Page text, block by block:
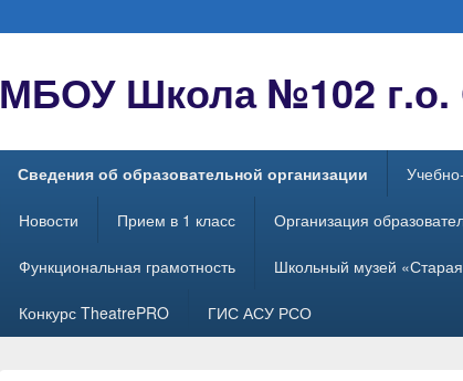
МБОУ Школа №102 г.о.
Сведения об образовательной организации
Новости Прием в 1 класс Организация
Функциональная грамотность Школьный музей
Конкурс TheatrePRO ГИС АСУ РСО